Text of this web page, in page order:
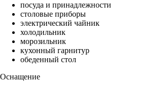
посуда и принадлежности
столовые приборы
электрический чайник
холодильник
морозильник
кухонный гарнитур
обеденный стол
Оснащение